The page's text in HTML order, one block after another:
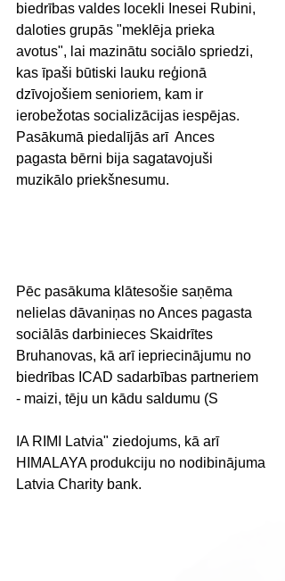
biedrības valdes locekli Inesei Rubini,
daloties grupās "meklēja prieka
avotus", lai mazinātu sociālo spriedzi,
kas īpaši būtiski lauku reģionā
dzīvojošiem senioriem, kam ir
ierobežotas socializācijas iespējas.
Pasākumā piedalījās arī  Ances
pagasta bērni bija sagatavojuši
muzikālo priekšnesumu.
Pēc pasākuma klātesošie saņēma
nelielas dāvaniņas no Ances pagasta
sociālās darbinieces Skaidrītes
Bruhanovas, kā arī iepriecinājumu no
biedrības ICAD sadarbības partneriem
- maizi, tēju un kādu saldumu (S
IA RIMI Latvia" ziedojums, kā arī
HIMALAYA produkciju no nodibinājuma
Latvia Charity bank.